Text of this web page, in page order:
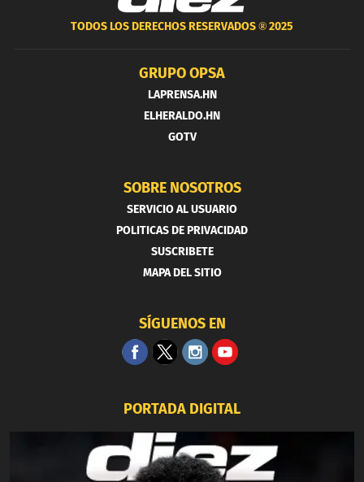
TODOS LOS DERECHOS RESERVADOS ®2025
GRUPO OPSA
LAPRENSA.HN
ELHERALDO.HN
GOTV
SOBRE NOSOTROS
SERVICIO AL USUARIO
POLITICAS DE PRIVACIDAD
SUSCRIBETE
MAPA DEL SITIO
SÍGUENOS EN
PORTADA DIGITAL